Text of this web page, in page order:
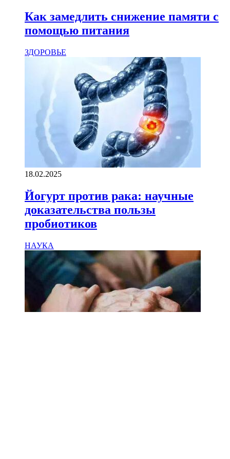
Как замедлить снижение памяти с
помощью питания
ЗДОРОВЬЕ
18.02.2025
Йогурт против рака: научные
доказательства пользы
пробиотиков
НАУКА